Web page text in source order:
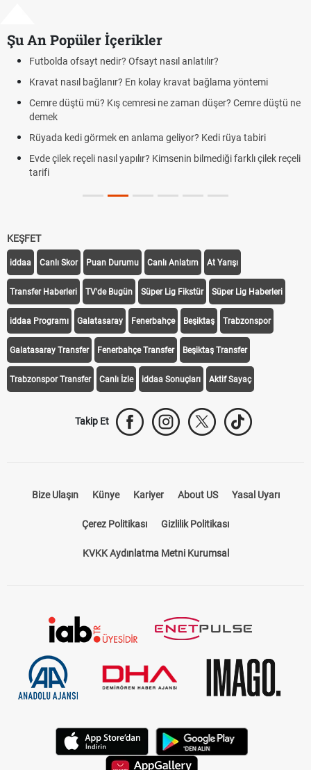
Şu An Popüler İçerikler
Futbolda ofsayt nedir? Ofsayt nasıl anlatılır?
Kravat nasıl bağlanır? En kolay kravat bağlama yöntemi
Cemre düştü mü? Kış cemresi ne zaman düşer? Cemre düştü ne
demek
Rüyada kedi görmek en anlama geliyor? Kedi rüya tabiri
Evde çilek reçeli nasıl yapılır? Kimsenin bilmediği farklı çilek reçeli
tarifi
KEŞFET
iddaa Canlı Skor Puan Durumu Canlı Anlatım At Yarışı
Transfer Haberleri TV'de Bugün Süper Lig Fikstür Süper Lig Haberleri
iddaa Programı Galatasaray Fenerbahçe Beşiktaş Trabzonspor
Galatasaray Transfer Fenerbahçe Transfer Beşiktaş Transfer
Trabzonspor Transfer Canlı İzle iddaa Sonuçları Aktif Sayaç
Takip Et
Bize Ulaşın Künye Kariyer About US Yasal Uyarı
Çerez Politikası Gizlilik Politikası
KVKK Aydınlatma Metni Kurumsal